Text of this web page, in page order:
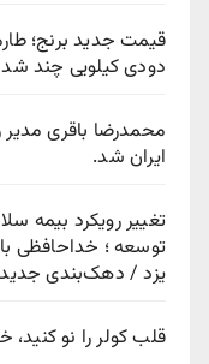
قیمت جدید برنج؛
دودی کیلویی چند
ایران شد.
تغییر رویکرد بیمه
توسعه ؛ خداحافظی با
یزد / دهک‌بندی
قلب کولر را نو کنید،